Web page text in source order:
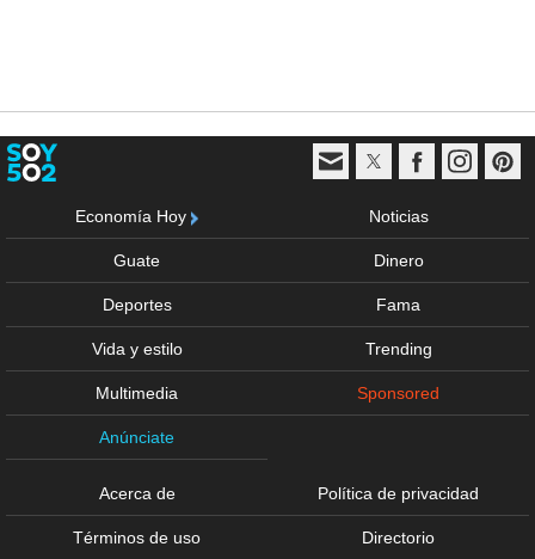
Economía Hoy Noticias
Guate Dinero
Deportes Fama
Vida y estilo Trending
Multimedia Sponsored
Anúnciate
Acerca de Política de privacidad
Términos de uso Directorio